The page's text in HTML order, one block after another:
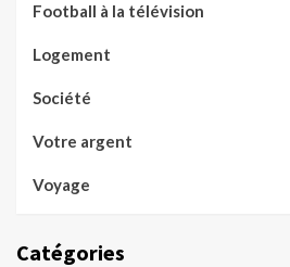
Football à la télévision
Logement
Société
Votre argent
Voyage
Catégories